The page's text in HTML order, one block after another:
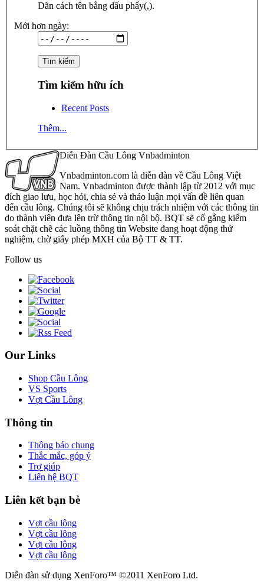
Dãn cách tên bằng dấu phẩy(,).
Mới hơn ngày:
Tìm kiếm hữu ích
Recent Posts
Thêm...
Diễn Đàn Cầu Lông Vnbadminton
Vnbadminton.com là diễn đàn về Cầu Lông Việt
Nam. Vnbadminton được thành lập từ 2012 với mục
đích giao lưu, học hỏi, chia sẻ và thảo luận mọi vấn đề liên quan
đến cầu lông. Chúng tôi sẽ không chịu trách nhiệm với các thông tin
do thành viên đưa lên trừ thông tin nội bộ. BQT sẽ cố gắng kiểm
soát chặt chẽ các luồng thông tin Website đang hoạt động thử
nghiệm, chờ giấy phép MXH của Bộ TT & TT.
Follow us
Our Links
Shop Cầu Lông
VS Sports
Vợt Cầu Lông
Thông tin
Thông báo chung
Thắc mắc, góp ý
Trợ giúp
Liên hệ BQT
Liên kết bạn bè
Vợt cầu lông
Vợt cầu lông
Vợt cầu lông
Vợt cầu lông
Diễn đàn sử dụng XenForo™ ©2011 XenForo Ltd.